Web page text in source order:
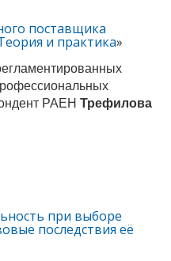
поставщика
и практика»
РАЕН Трефилова
при выборе
последствия её